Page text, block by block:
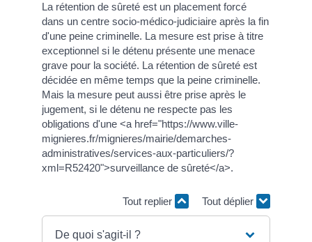
La rétention de sûreté est un placement forcé
dans un centre socio-médico-judiciaire après la fin
d'une peine criminelle. La mesure est prise à titre
exceptionnel si le détenu présente une menace
grave pour la société. La rétention de sûreté est
décidée en même temps que la peine criminelle.
Mais la mesure peut aussi être prise après le
jugement, si le détenu ne respecte pas les
obligations d'une <a href="https://www.ville-
mignieres.fr/mignieres/mairie/demarches-
administratives/services-aux-particuliers/?
xml=R52420">surveillance de sûreté</a>.
Tout replier Tout déplier
De quoi s'agit-il ?